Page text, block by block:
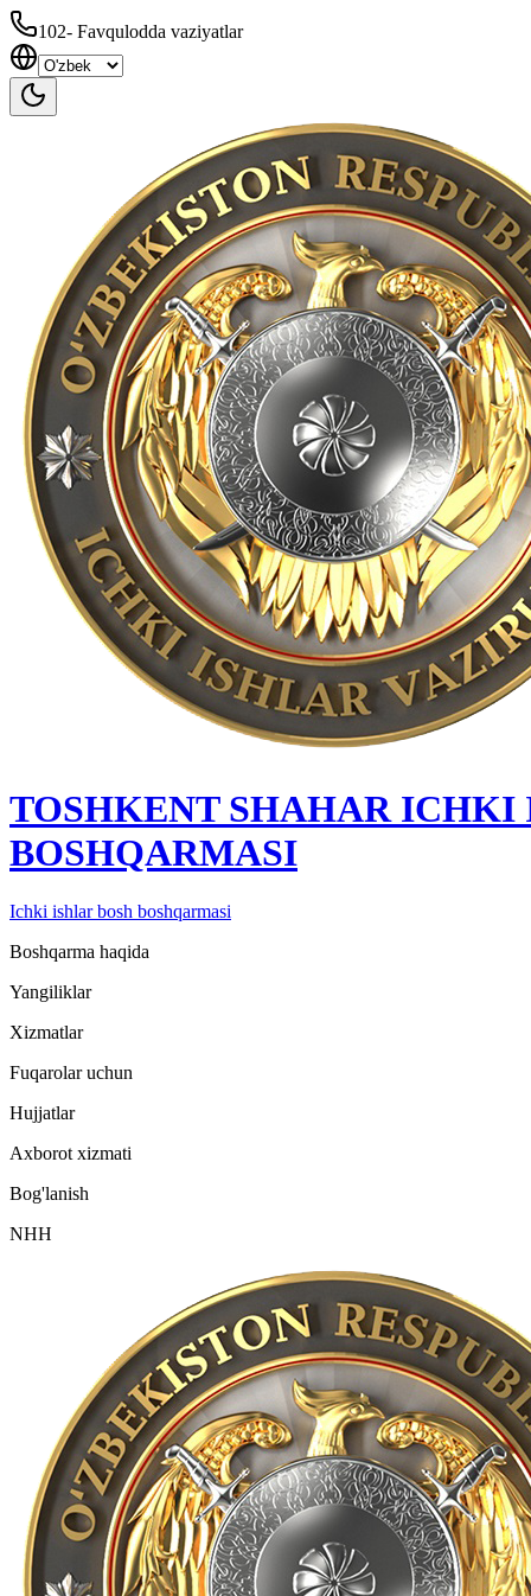
102- Favqulodda vaziyatlar
TOSHKENT SHAHAR IСHKI
BOSHQARMASI
Ichki ishlar bosh boshqarmasi
Boshqarma haqida
Yangiliklar
Xizmatlar
Fuqarolar uchun
Hujjatlar
Axborot xizmati
Bog'lanish
NHH